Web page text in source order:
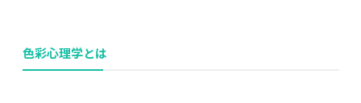
色彩心理学とは